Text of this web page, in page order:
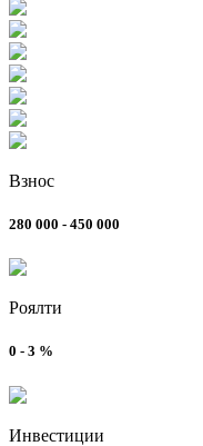
Взнос
280 000 - 450 000
Роялти
0 - 3 %
Инвестиции